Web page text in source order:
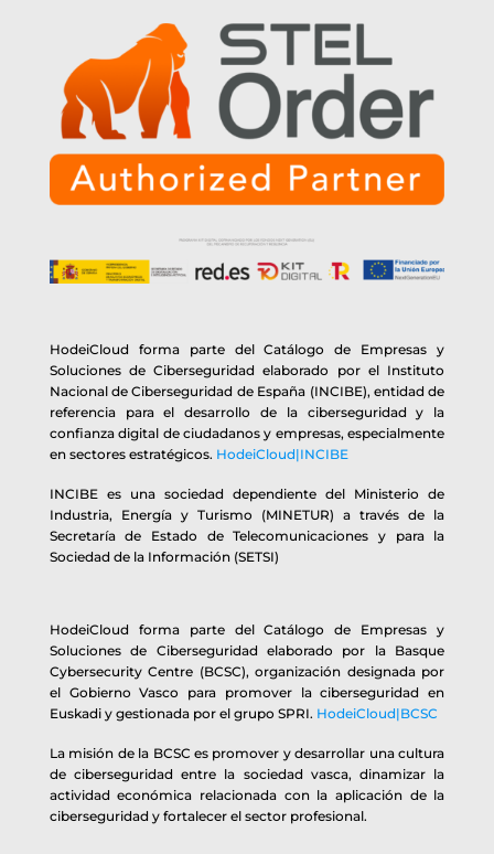
HodeiCloud forma parte del Catálogo de Empresas y
Soluciones de Ciberseguridad elaborado por el Instituto
Nacional de Ciberseguridad de España (INCIBE), entidad de
referencia para el desarrollo de la ciberseguridad y la
confianza digital de ciudadanos y empresas, especialmente
en sectores estratégicos. HodeiCloud|INCIBE
INCIBE es una sociedad dependiente del Ministerio de
Industria, Energía y Turismo (MINETUR) a través de la
Secretaría de Estado de Telecomunicaciones y para la
Sociedad de la Información (SETSI)
HodeiCloud forma parte del Catálogo de Empresas y
Soluciones de Ciberseguridad elaborado por la Basque
Cybersecurity Centre (BCSC), organización designada por
el Gobierno Vasco para promover la ciberseguridad en
Euskadi y gestionada por el grupo SPRI. HodeiCloud|BCSC
La misión de la BCSC es promover y desarrollar una cultura
de ciberseguridad entre la sociedad vasca, dinamizar la
actividad económica relacionada con la aplicación de la
ciberseguridad y fortalecer el sector profesional.